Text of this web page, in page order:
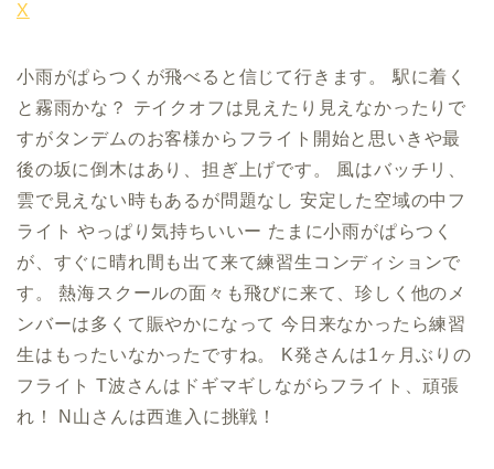
X
小雨がぱらつくが飛べると信じて行きます。 駅に着く
と霧雨かな？ テイクオフは見えたり見えなかったりで
すがタンデムのお客様からフライト開始と思いきや最
後の坂に倒木はあり、担ぎ上げです。 風はバッチリ、
雲で見えない時もあるが問題なし 安定した空域の中フ
ライト やっぱり気持ちいいー たまに小雨がぱらつく
が、すぐに晴れ間も出て来て練習生コンディションで
す。 熱海スクールの面々も飛びに来て、珍しく他のメ
ンバーは多くて賑やかになって 今日来なかったら練習
生はもったいなかったですね。 K発さんは1ヶ月ぶりの
フライト T波さんはドギマギしながらフライト、頑張
れ！ N山さんは西進入に挑戦！